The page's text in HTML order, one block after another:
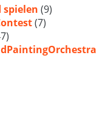
spielen (9)
(7)